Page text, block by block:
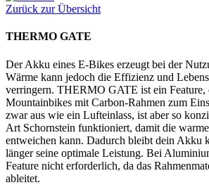
Zurück zur Übersicht
THERMO GATE
Der Akku eines E-Bikes erzeugt bei der
Wärme kann jedoch die Effizienz und
verringern. THERMO GATE ist ein Feature,
Mountainbikes mit Carbon-Rahmen zum
zwar aus wie ein Lufteinlass, ist aber so
Art Schornstein funktioniert, damit die
entweichen kann. Dadurch bleibt dein Akku
länger seine optimale Leistung. Bei
Feature nicht erforderlich, da das
ableitet.